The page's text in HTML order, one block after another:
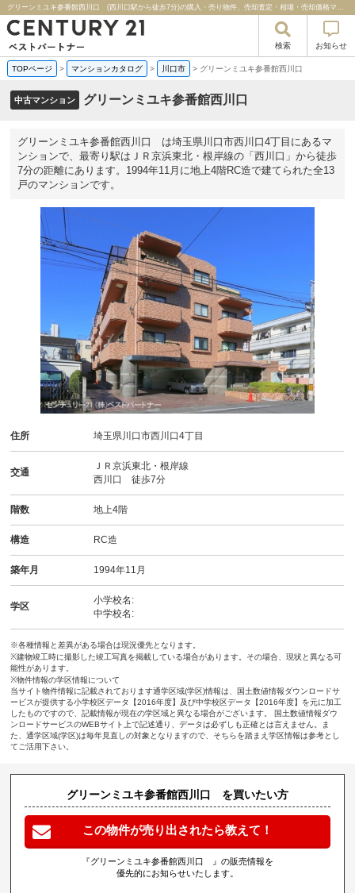
グリーンミユキ参番館西川口 (西川口駅から徒歩7分)の購入・売り物件、売却査定・相場・売却価格マンション情報｜センチュリー２１ベストパートナー
検索 お知らせ
TOPページ > マンションカタログ > 川口市 > グリーンミユキ参番館西川口
中古マンション グリーンミユキ参番館西川口
グリーンミユキ参番館西川口 は埼玉県川口市西川口4丁目にあるマ
ンションで、最寄り駅はＪＲ京浜東北・根岸線の「西川口」から徒歩
7分の距離にあります。1994年11月に地上4階RC造で建てられた全13
戸のマンションです。
住所 埼玉県川口市西川口4丁目
交通
ＪＲ京浜東北・根岸線
西川口 徒歩7分
階数 地上4階
構造 RC造
築年月 1994年11月
学区
小学校名:
中学校名:
※各種情報と差異がある場合は現況優先となります。
※建物竣工時に撮影した竣工写真を掲載している場合があります。その場合、現状と異なる可
能性があります。
※物件情報の学区情報について
当サイト物件情報に記載されております通学区域(学区)情報は、国土数値情報ダウンロードサ
ービスが提供する小学校区データ【2016年度】及び中学校区データ【2016年度】を元に加工
したものですので、記載情報が現在の学区域と異なる場合がございます。 国土数値情報ダウ
ンロードサービスのWEBサイト上で記述通り、データは必ずしも正確とは言えません。ま
た、通学区域(学区)は毎年見直しの対象となりますので、そちらを踏まえ学区情報は参考とし
てご活用下さい。
グリーンミユキ参番館西川口 を買いたい方
この物件が売り出されたら教えて！
『グリーンミユキ参番館西川口 』の販売情報を
優先的にお知らせいたします。